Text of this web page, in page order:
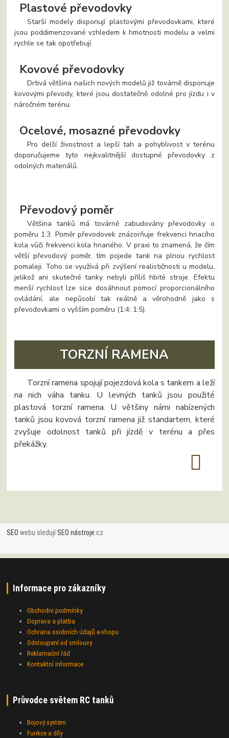
Plastové převodovky
Starší modely disponují plastovými převodovkami, které
jsou poddimenzované vzhledem k hmotnosti modelu a velmi
rychle se tak opotřebují.
Kovové převodovky
Drtivá většina našich nových modelů již továrně disponuje
kovovými převody, které jsou dostatečně odolné pro jízdu i v
náročném terénu.
Ocelové, mosazné převodovky
Pro delší živostnost a lepší tah a pohyblivost v terénu
doporučujeme tyto nejkvalitnější dostupné převodovky z
odolných materiálů.
Převodový poměr
Většina tanků má továrně zabudovány převodovky o
poměru 1:3. Poměr převodovek znázorňuje frekvenci hnacího
kola vůči frekvenci kola hnaného. V praxi to znamená, že čím
větší převodový poměr, tím pojede tank na plnou rychlost
pomaleji. Toho se využívá při zvýšení realističnosti u modelu,
jelikož ani skutečné tanky nebyli příliš hbité stroje. Efektu
menší rychlost lze sice dosáhnout pomocí proporcionálního
ovládání, ale nepůsobí tak reálně a věrohodně jako s
převodovkami o vyšším poměru (1:4; 1:5).
TORZNÍ RAMENA
Torzní ramena spojují pojezdová kola s tankem a leží
na nich váha tanku. U levných tanků jsou použité
plastová torzní ramena. U většiny námi nabízených
tanků jsou kovová torzní ramena již standartem, které
zvyšuje odolnost tanků při jízdě v terénu a přes
překážky.
SEO webu sledujíSEO nástroje.cz
Informace pro zákazníky
Obchodní podmínky
Doprava a platba
Ochrana osobních údajů e-shopu
Odstoupení od smlouvy
Reklamační řád
Kontaktní informace
Průvodce světem RC tanků
Bojový systém
Funkce a díly